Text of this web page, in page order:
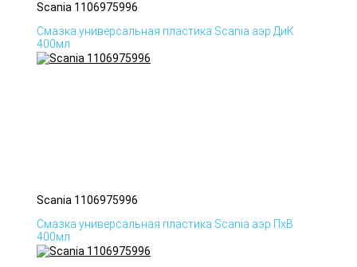
Scania 1106975996
Смазка универсальная пластика Scania аэр ДиК
400мл
Scania 1106975996
Смазка универсальная пластика Scania аэр ПхВ
400мл